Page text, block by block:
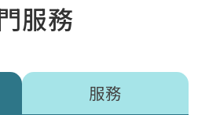
服務
服務